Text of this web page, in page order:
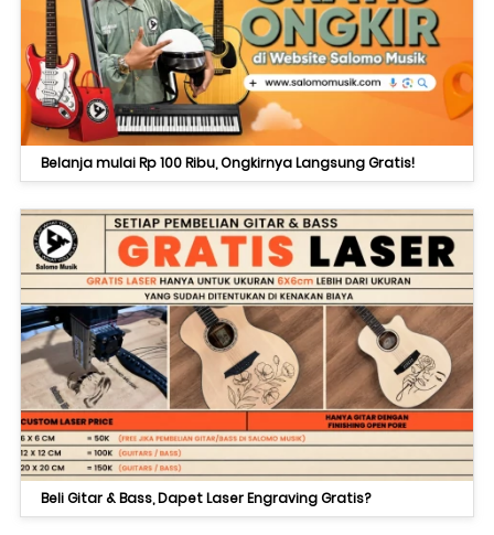
Belanja mulai Rp 100 Ribu, Ongkirnya Langsung Gratis!
Beli Gitar & Bass, Dapet Laser Engraving Gratis?